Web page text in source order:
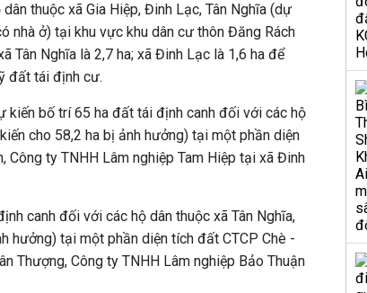
thuộc xã Gia Hiệp, Đinh Lạc, Tân Nghĩa (dự
nhà ở) tại khu vực khu dân cư thôn Đăng Rách
Tân Nghĩa là 2,7 ha; xã Đinh Lạc là 1,6 ha để
đất tái định cư.
kiến bố trí 65 ha đất tái định canh đối với các hộ
cho 58,2 ha bị ảnh hưởng) tại một phần diện
Công ty TNHH Lâm nghiệp Tam Hiệp tại xã Đinh
canh đối với các hộ dân thuộc xã Tân Nghĩa,
hưởng) tại một phần diện tích đất CTCP Chè -
Thượng, Công ty TNHH Lâm nghiệp Bảo Thuận